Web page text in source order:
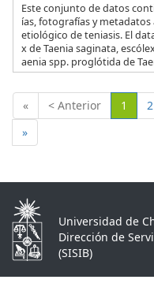
Este conjunto de datos
ías, fotografías y metadatos
etiológico de teniasis. El
x de Taenia saginata,
aenia spp. proglótida de
« < Anterior 1 2
»
Universidad de
Dirección de
(SISIB)